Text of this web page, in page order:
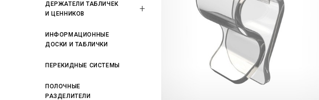
ДЕРЖАТЕЛИ ТАБЛИЧЕК
И ЦЕННИКОВ
ИНФОРМАЦИОННЫЕ
ДОСКИ И ТАБЛИЧКИ
ПЕРЕКИДНЫЕ СИСТЕМЫ
ПОЛОЧНЫЕ
РАЗДЕЛИТЕЛИ